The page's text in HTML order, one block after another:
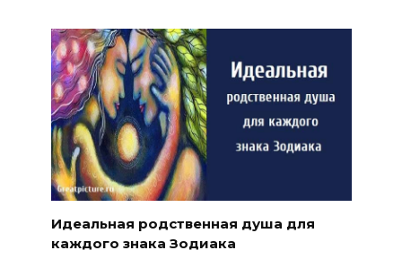
Идеальная родственная душа для
каждого знака Зодиака